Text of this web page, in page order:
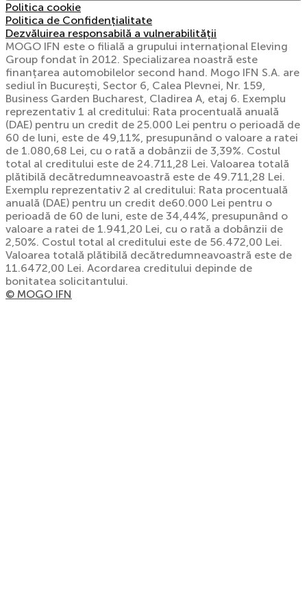
Politica cookie
Politica de Confidențialitate
Dezvăluirea responsabilă a vulnerabilității
MOGO IFN este o filială a grupului internațional Eleving
Group fondat în 2012. Specializarea noastră este
finanțarea automobilelor second hand. Mogo IFN S.A. are
sediul în București, Sector 6, Calea Plevnei, Nr. 159,
Business Garden Bucharest, Cladirea A, etaj 6. Exemplu
reprezentativ 1 al creditului: Rata procentuală anuală
(DAE) pentru un credit de 25.000 Lei pentru o perioadă de
60 de luni, este de 49,11%, presupunând o valoare a ratei
de 1.080,68 Lei, cu o rată a dobânzii de 3,39%. Costul
total al creditului este de 24.711,28 Lei. Valoarea totală
plătibilă decătredumneavoastră este de 49.711,28 Lei.
Exemplu reprezentativ 2 al creditului: Rata procentuală
anuală (DAE) pentru un credit de60.000 Lei pentru o
perioadă de 60 de luni, este de 34,44%, presupunând o
valoare a ratei de 1.941,20 Lei, cu o rată a dobânzii de
2,50%. Costul total al creditului este de 56.472,00 Lei.
Valoarea totală plătibilă decătredumneavoastră este de
11.6472,00 Lei. Acordarea creditului depinde de
bonitatea solicitantului.
© MOGO IFN